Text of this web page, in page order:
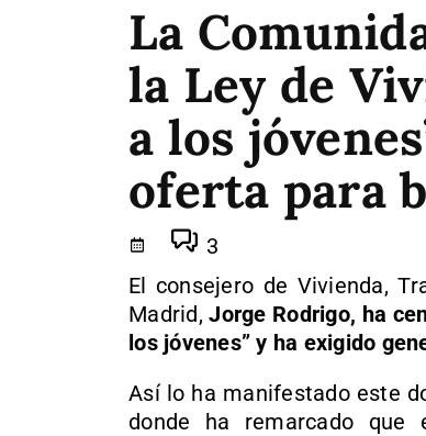
La
la Ley de
a los
oferta para
3
El consejero de Vivienda,
Madrid,Jorge Rodrigo, ha
los jóvenes” y ha exigido
Así lo ha manifestado este
donde ha remarcado que